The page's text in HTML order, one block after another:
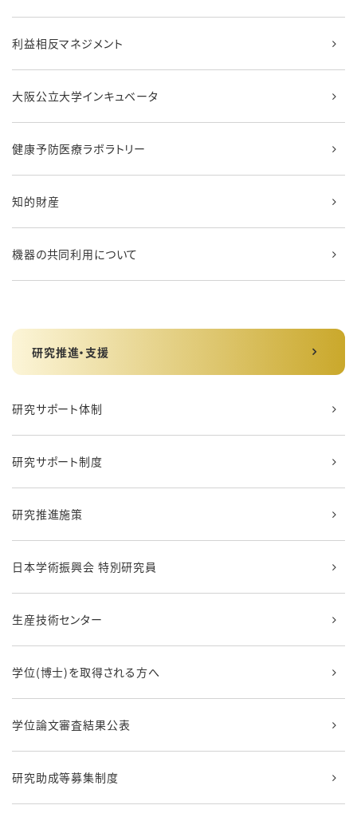
利益相反マネジメント
大阪公立大学インキュベータ
健康予防医療ラボラトリー
知的財産
機器の共同利用について
研究推進・支援
研究サポート体制
研究サポート制度
研究推進施策
日本学術振興会 特別研究員
生産技術センター
学位(博士)を取得される方へ
学位論文審査結果公表
研究助成等募集制度